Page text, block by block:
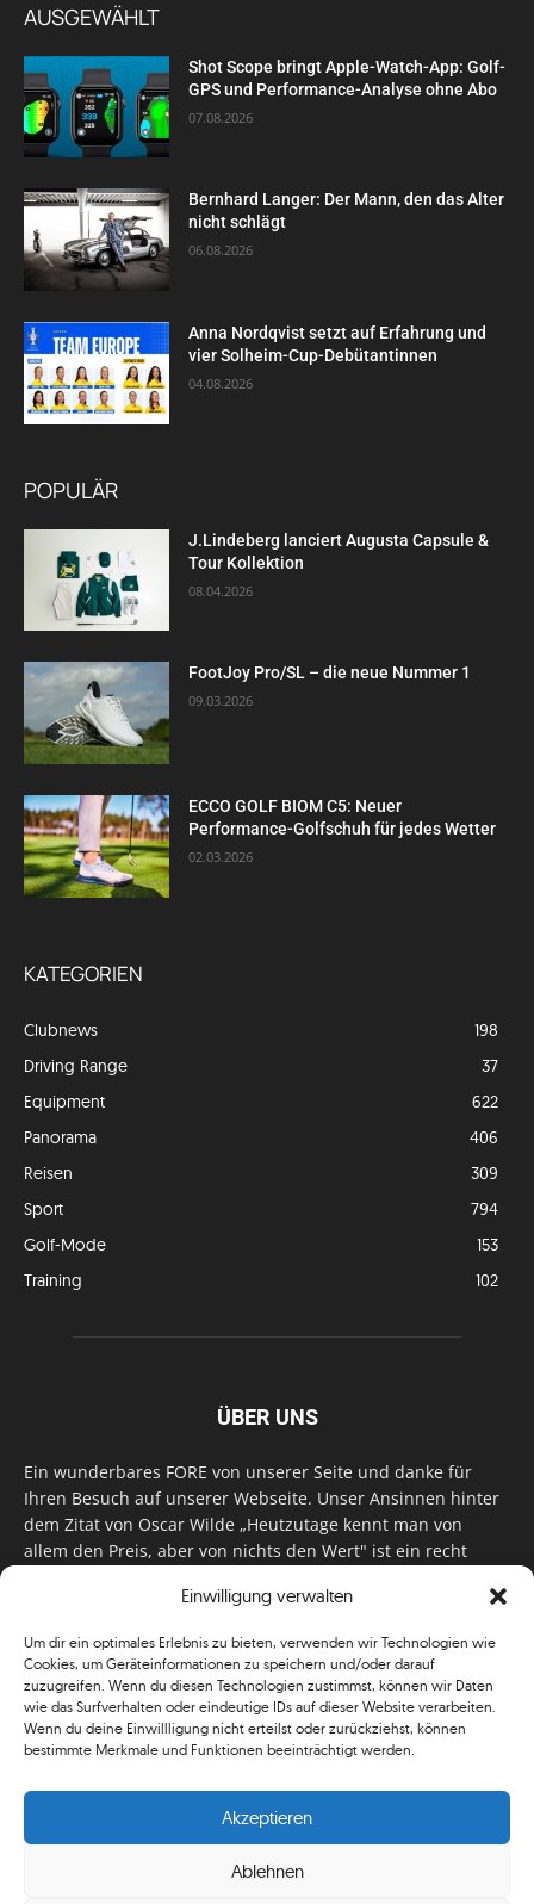
Einwilligung verwalten
Um dir ein optimales Erlebnis zu bieten, verwenden wir Technologien wie
Cookies, um Geräteinformationen zu speichern und/oder darauf
zuzugreifen. Wenn du diesen Technologien zustimmst, können wir Daten
wie das Surfverhalten oder eindeutige IDs auf dieser Website verarbeiten.
Wenn du deine Einwillligung nicht erteilst oder zurückziehst, können
bestimmte Merkmale und Funktionen beeinträchtigt werden.
Akzeptieren
Ablehnen
AUSGEWÄHLT
Shot Scope bringt Apple-Watch-App: Golf-
GPS und Performance-Analyse ohne Abo
07.08.2026
Bernhard Langer: Der Mann, den das Alter
nicht schlägt
06.08.2026
Anna Nordqvist setzt auf Erfahrung und
vier Solheim-Cup-Debütantinnen
04.08.2026
POPULÄR
J.Lindeberg lanciert Augusta Capsule &
Tour Kollektion
08.04.2026
FootJoy Pro/SL – die neue Nummer 1
09.03.2026
ECCO GOLF BIOM C5: Neuer
Performance-Golfschuh für jedes Wetter
02.03.2026
KATEGORIEN
Clubnews
198
Driving Range
37
Equipment
622
Panorama
406
Reisen
309
Sport
794
Golf-Mode
153
Training
102
ÜBER UNS
Ein wunderbares FORE von unserer Seite und danke für
Ihren Besuch auf unserer Webseite. Unser Ansinnen hinter
dem Zitat von Oscar Wilde „Heutzutage kennt man von
allem den Preis, aber von nichts den Wert" ist ein recht
für Monat unser Bestes, um Sie mit außergewöhnlichen
zu versorgen. Im Magazin, auf unserer Website & auf
unseren Social Media Plattformen! Das verdient im
klassischen Wortsinn nicht nur Anerkennung!